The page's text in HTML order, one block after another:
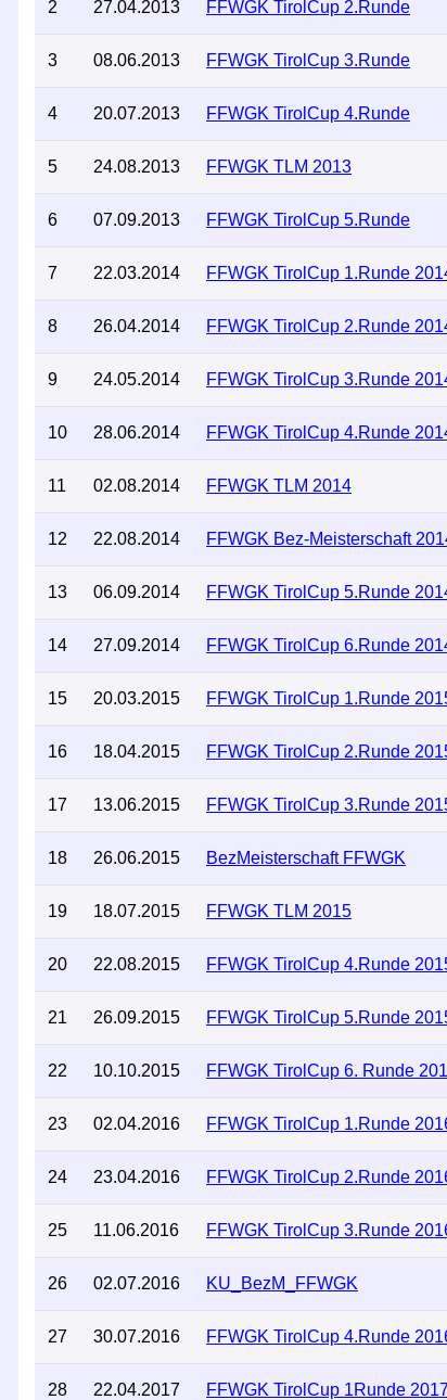
2 27.04.2013 FFWGK TirolCup 2.Runde
3 08.06.2013 FFWGK TirolCup 3.Runde
4 20.07.2013 FFWGK TirolCup 4.Runde
5 24.08.2013 FFWGK TLM 2013
6 07.09.2013 FFWGK TirolCup 5.Runde
7 22.03.2014 FFWGK TirolCup 1.Runde
8 26.04.2014 FFWGK TirolCup 2.Runde
9 24.05.2014 FFWGK TirolCup 3.Runde
10 28.06.2014 FFWGK TirolCup 4.Runde
11 02.08.2014 FFWGK TLM 2014
12 22.08.2014 FFWGK Bez-Meisterschaft
13 06.09.2014 FFWGK TirolCup 5.Runde
14 27.09.2014 FFWGK TirolCup 6.Runde
15 20.03.2015 FFWGK TirolCup 1.Runde
16 18.04.2015 FFWGK TirolCup 2.Runde
17 13.06.2015 FFWGK TirolCup 3.Runde
18 26.06.2015 BezMeisterschaft FFWGK
19 18.07.2015 FFWGK TLM 2015
20 22.08.2015 FFWGK TirolCup 4.Runde
21 26.09.2015 FFWGK TirolCup 5.Runde
22 10.10.2015 FFWGK TirolCup 6. Runde
23 02.04.2016 FFWGK TirolCup 1.Runde
24 23.04.2016 FFWGK TirolCup 2.Runde
25 11.06.2016 FFWGK TirolCup 3.Runde
26 02.07.2016 KU_BezM_FFWGK
27 30.07.2016 FFWGK TirolCup 4.Runde
28 22.04.2017 FFWGK TirolCup 1Runde 2017